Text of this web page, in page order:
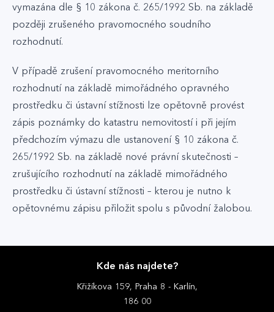
vymazána dle § 10 zákona č. 265/1992 Sb. na základě
později zrušeného pravomocného soudního
rozhodnutí.
V případě zrušení pravomocného meritorního
rozhodnutí na základě mimořádného opravného
prostředku či ústavní stížnosti lze opětovně provést
zápis poznámky do katastru nemovitostí i při jejím
předchozím výmazu dle ustanovení § 10 zákona č.
265/1992 Sb. na základě nové právní skutečnosti –
zrušujícího rozhodnutí na základě mimořádného
prostředku či ústavní stížnosti – kterou je nutno k
opětovnému zápisu přiložit spolu s původní žalobou.
Kde nás najdete?
Křižíkova 159, Praha 8 - Karlín,
186 00